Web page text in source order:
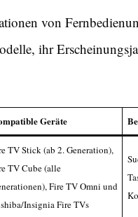
von
ihr
Geräte
TV Stick (ab 2. Generation),
TV Cube (alle
Fire TV Omni und
Insignia Fire TVs